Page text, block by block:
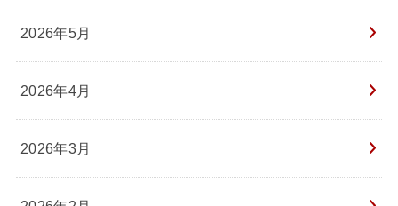
2026年5月
2026年4月
2026年3月